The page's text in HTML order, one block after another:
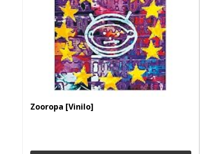
Zooropa [Vinilo]